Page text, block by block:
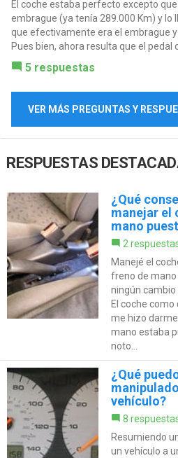
El coche estaba perfecto excepto
embrague (ya tenía 289.000 Km) y lo
que efectivamente era el embrague
Pues bien, ahora resulta que el pedal
5 respuestas
VER MÁS PREGUNTAS Y
RESPUESTAS
¿Qué
manejar el
mano
2
Manejé el
freno de mano
ningún cambio
El coche
me hizo
mano estaba
noto...
¿Qué
vehículo?
8
Resumiendo
un vehículo a